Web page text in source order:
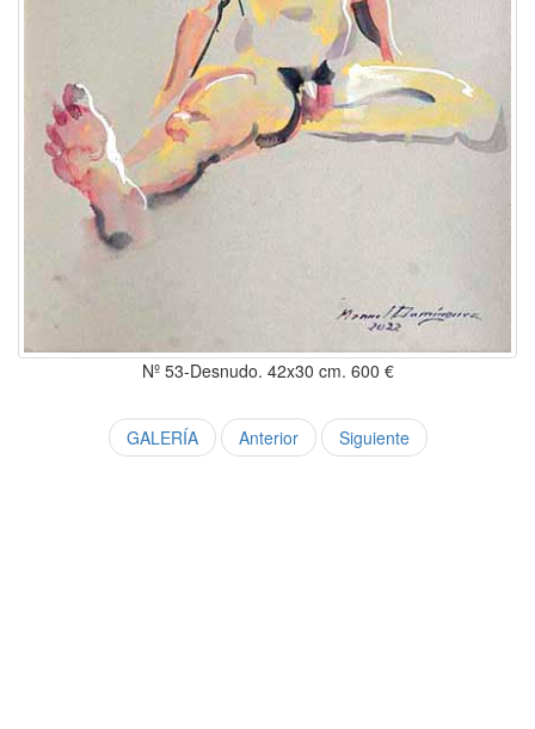
Nº 53-Desnudo. 42x30 cm. 600 €
GALERÍA Anterior Siguiente